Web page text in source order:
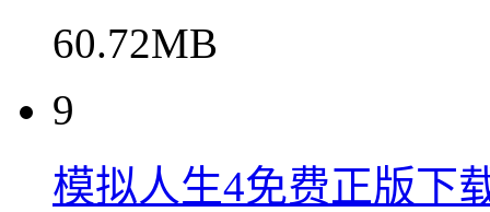
60.72MB
9
模拟人生4免费正版下